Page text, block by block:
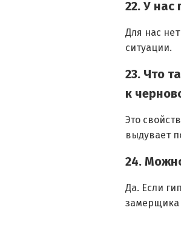
22. У
Для нас
ситуации.
23. Что
к
Это
выдувает
24.
Да. Если
замерщика